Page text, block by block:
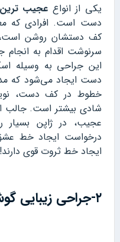
یکی از انواع عجیب ترین
دست است. افرادی که
کف دستشان روشن است،
سرنوشت اقدام به
این جراحی به وسیله
دست ایجاد می‌شود که
خطوط در کف دست،
شادی بیشتر است. جالب
عجیب، در ژاپن بسیار
درخواست ایجاد خط
ایجاد خط ثروت قوی دارند!
۲-جراحی زیبایی گوش شیطانی یا الفینگ